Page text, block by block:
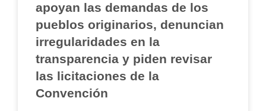
apoyan las demandas de los
pueblos originarios, denuncian
irregularidades en la
transparencia y piden revisar
las licitaciones de la
Convención